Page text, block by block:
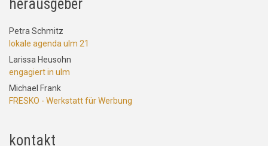
herausgeber
Petra Schmitz
lokale agenda ulm 21
Larissa Heusohn
engagiert in ulm
Michael Frank
FRESKO - Werkstatt für Werbung
kontakt